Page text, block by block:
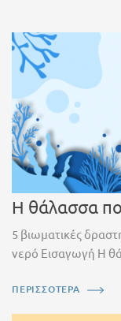
Η θάλασσα
5 βιωματικές
νερό Εισαγωγή Η
ΠΕΡΙΣΣΟΤΕΡΑ